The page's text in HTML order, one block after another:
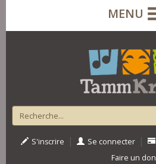
MENU
S'inscrire | Se connecter |
Faire un don